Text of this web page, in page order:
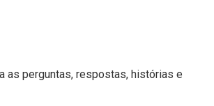
as perguntas, respostas, histórias e